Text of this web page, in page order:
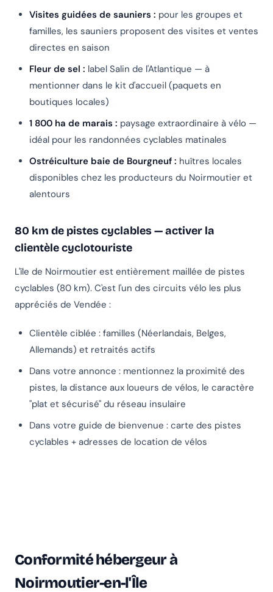
Visites guidées de sauniers : pour les groupes et
familles, les sauniers proposent des visites et ventes
directes en saison
Fleur de sel : label Salin de l'Atlantique — à
mentionner dans le kit d'accueil (paquets en
boutiques locales)
1 800 ha de marais : paysage extraordinaire à vélo —
idéal pour les randonnées cyclables matinales
Ostréiculture baie de Bourgneuf : huîtres locales
disponibles chez les producteurs du Noirmoutier et
alentours
80 km de pistes cyclables — activer la
clientèle cyclotouriste
L'île de Noirmoutier est entièrement maillée de pistes
cyclables (80 km). C'est l'un des circuits vélo les plus
appréciés de Vendée :
Clientèle ciblée : familles (Néerlandais, Belges,
Allemands) et retraités actifs
Dans votre annonce : mentionnez la proximité des
pistes, la distance aux loueurs de vélos, le caractère
"plat et sécurisé" du réseau insulaire
Dans votre guide de bienvenue : carte des pistes
cyclables + adresses de location de vélos
Conformité hébergeur à
Noirmoutier-en-l'Île